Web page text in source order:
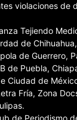
violaciones de
Tejiendo
de
de Guerrero,
de Puebla,
Ciudad de
Fría, Zona